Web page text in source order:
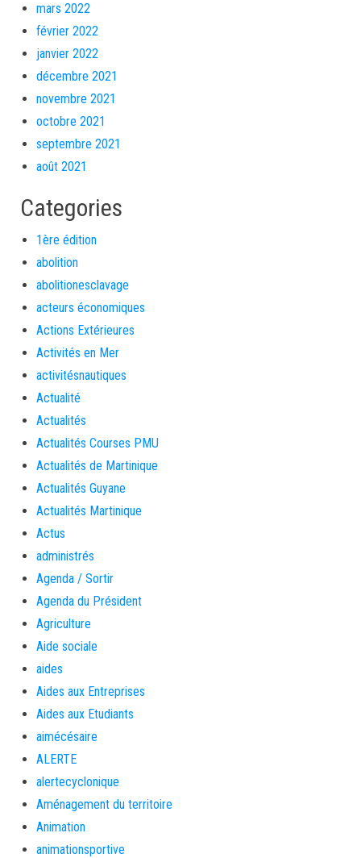
mars 2022
février 2022
janvier 2022
décembre 2021
novembre 2021
octobre 2021
septembre 2021
août 2021
Categories
1ère édition
abolition
abolitionesclavage
acteurs économiques
Actions Extérieures
Activités en Mer
activitésnautiques
Actualité
Actualités
Actualités Courses PMU
Actualités de Martinique
Actualités Guyane
Actualités Martinique
Actus
administrés
Agenda / Sortir
Agenda du Président
Agriculture
Aide sociale
aides
Aides aux Entreprises
Aides aux Etudiants
aimécésaire
ALERTE
alertecyclonique
Aménagement du territoire
Animation
animationsportive